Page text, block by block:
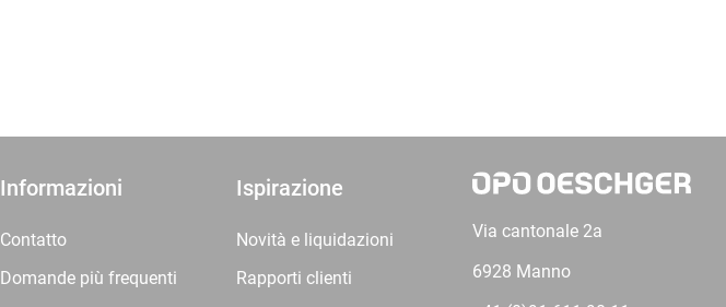
Informazioni
Contatto
Domande più frequenti
Ispirazione
Novità e liquidazioni
Rapporti clienti
Via cantonale 2a
6928 Manno